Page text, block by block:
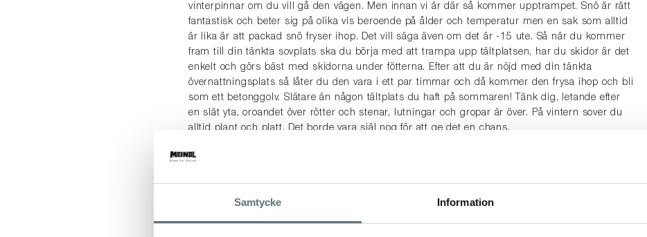
Samtycke Information
vinterpinnar om du vill gå den vägen. Men innan vi är där så kommer upptrampet. Snö är rätt
fantastisk och beter sig på olika vis beroende på ålder och temperatur men en sak som alltid
är lika är att packad snö fryser ihop. Det vill säga även om det är -15 ute. Så när du kommer
fram till din tänkta sovplats ska du börja med att trampa upp tältplatsen, har du skidor är det
enkelt och görs bäst med skidorna under fötterna. Efter att du är nöjd med din tänkta
övernattningsplats så låter du den vara i ett par timmar och då kommer den frysa ihop och bli
som ett betonggolv. Slätare än någon tältplats du haft på sommaren! Tänk dig, letande efter
en slät yta, oroandet över rötter och stenar, lutningar och gropar är över. På vintern sover du
alltid plant och platt. Det borde vara själ nog för att ge det en chans.
säsongstält och den brukar kosta en rejäl slant. Därför kör du med fördel dubbla sovsäckar
tills du vet om det här är din grej. Du har kanske, precis som jag själv, någon tunn gammal